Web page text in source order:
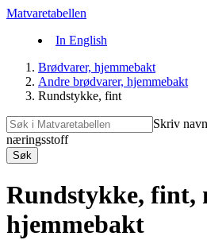
Matvaretabellen
In English
Brødvarer, hjemmebakt
Andre brødvarer, hjemmebakt
Rundstykke, fint
Skriv
næringsstoff
Søk
Rundstykke, fint,
hjemmebakt